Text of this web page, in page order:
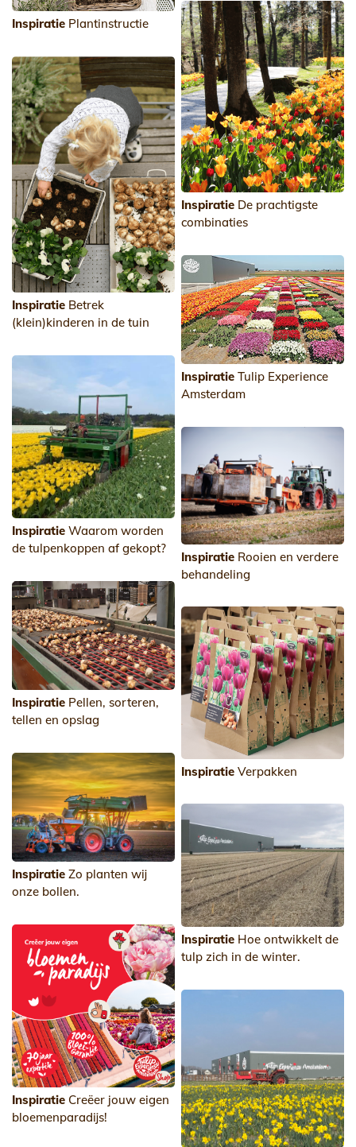
Inspiratie Plantinstructie
Inspiratie De prachtigste
combinaties
Inspiratie Betrek
(klein)kinderen in de tuin
Inspiratie Tulip Experience
Amsterdam
Inspiratie Waarom worden
de tulpenkoppen af gekopt?
Inspiratie Rooien en verdere
behandeling
Inspiratie Pellen, sorteren,
tellen en opslag
Inspiratie Verpakken
Inspiratie Zo planten wij
onze bollen.
Inspiratie Hoe ontwikkelt de
tulp zich in de winter.
Inspiratie Creëer jouw eigen
bloemenparadijs!